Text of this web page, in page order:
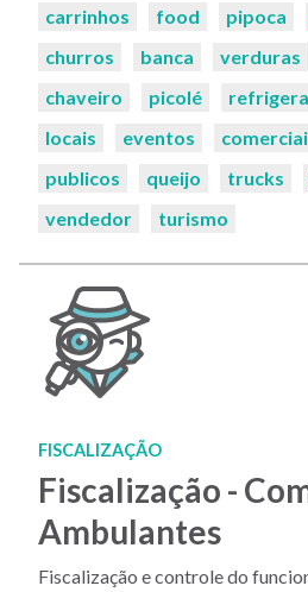
carrinhos
food pipoca
churros
banca verduras
chaveiro
picolé
locais
eventos
publicos
queijo trucks
vendedor
turismo
FISCALIZAÇÃO
Fiscalização -
Ambulantes
Fiscalização e controle do